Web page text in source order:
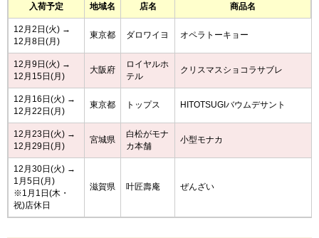
入荷予定 地域名 店名 商品名
12月2日(火) →
12月8日(月)
東京都 ダロワイヨ オペラトーキョー
12月9日(火) →
12月15日(月)
大阪府
ロイヤルホ
テル
クリスマスショコラサブレ
12月16日(火) →
12月22日(月)
東京都 トップス HITOTSUGIバウムデサント
12月23日(火) →
12月29日(月)
宮城県
白松がモナ
カ本舗
小型モナカ
12月30日(火) →
1月5日(月)
※1月1日(木・
祝)店休日
滋賀県 叶匠壽庵 ぜんざい